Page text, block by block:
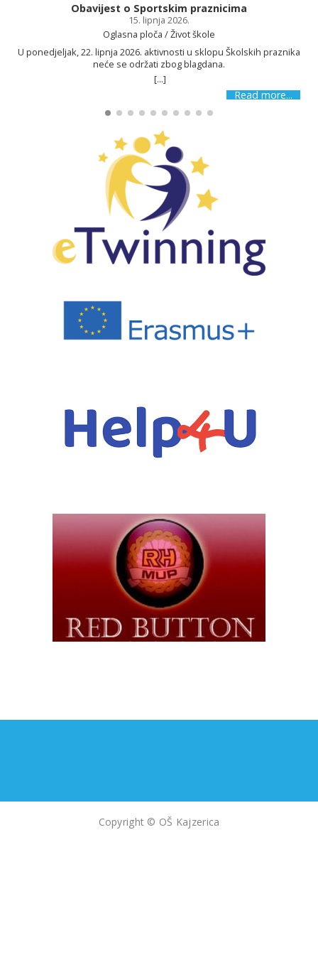
Obavijest o Sportskim praznicima
15. lipnja 2026.
Oglasna ploča / Život škole
U ponedjeljak, 22. lipnja 2026. aktivnosti u sklopu Školskih praznika
neće se održati zbog blagdana.
[...]
Read more...
Copyright © OŠ Kajzerica